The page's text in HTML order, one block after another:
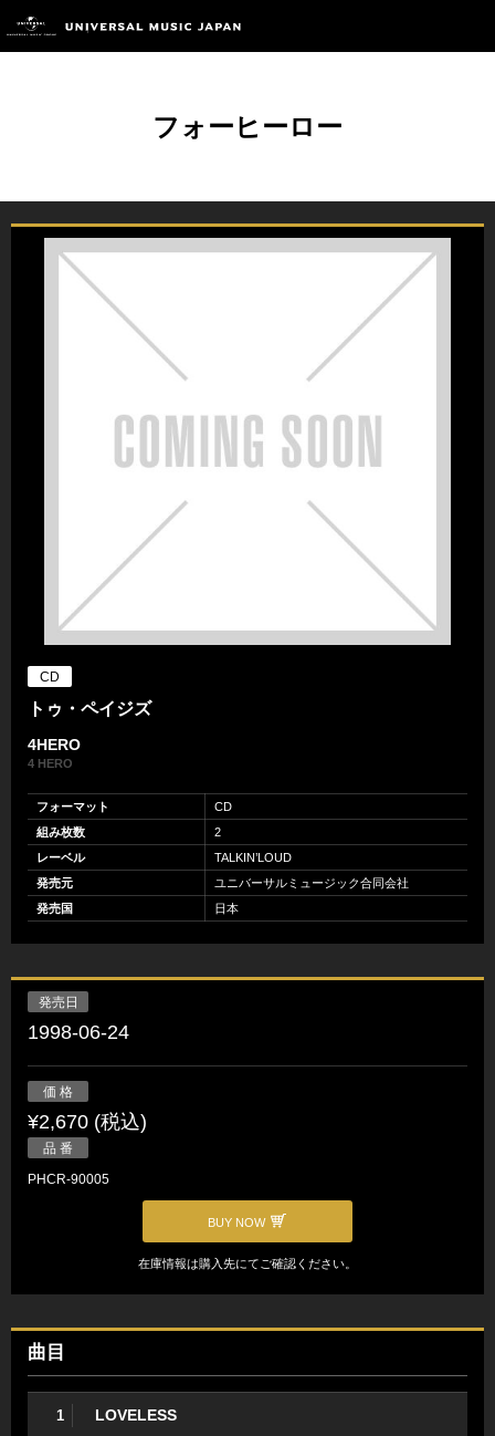
フォーヒーロー
CD
トゥ・ペイジズ
4HERO
4 HERO
フォーマット
CD
組み枚数
2
レーベル
TALKIN’LOUD
発売元
ユニバーサルミュージック合同会社
発売国
日本
発売日
1998-06-24
価 格
¥2,670 (税込)
品 番
PHCR-90005
BUY NOW
在庫情報は購入先にてご確認ください。
曲目
1 LOVELESS